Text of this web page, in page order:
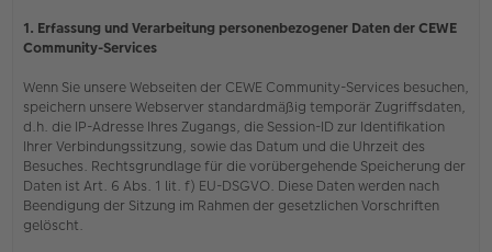
1. Erfassung und Verarbeitung personenbezogener Daten der CEWE
Community-Services
Wenn Sie unsere Webseiten der CEWE Community-Services besuchen,
speichern unsere Webserver standardmäßig temporär Zugriffsdaten,
d.h. die IP-Adresse Ihres Zugangs, die Session-ID zur Identifikation
Ihrer Verbindungssitzung, sowie das Datum und die Uhrzeit des
Besuches. Rechtsgrundlage für die vorübergehende Speicherung der
Daten ist Art. 6 Abs. 1 lit. f) EU-DSGVO. Diese Daten werden nach
Beendigung der Sitzung im Rahmen der gesetzlichen Vorschriften
gelöscht.